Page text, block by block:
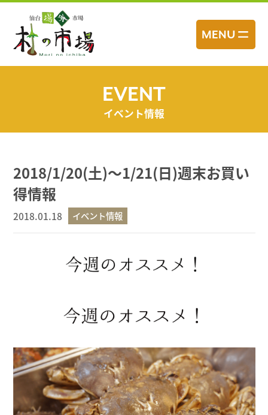
ッ
MENU
EVENT
イベント情報
2018/1/20(土)～1/21(日)週末お買い
得情報
2018.01.18 イベント情報